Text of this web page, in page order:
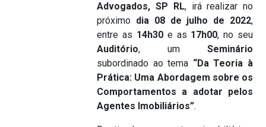
Advogados, SP RL, irá realizar no
próximo dia 08 de julho de 2022,
entre as 14h30e as 17h00, no seu
Auditório, um Seminário
subordinado ao tema “Da Teoria à
Prática: Uma Abordagem sobre os
Comportamentos a adotar pelos
Agentes Imobiliários”.